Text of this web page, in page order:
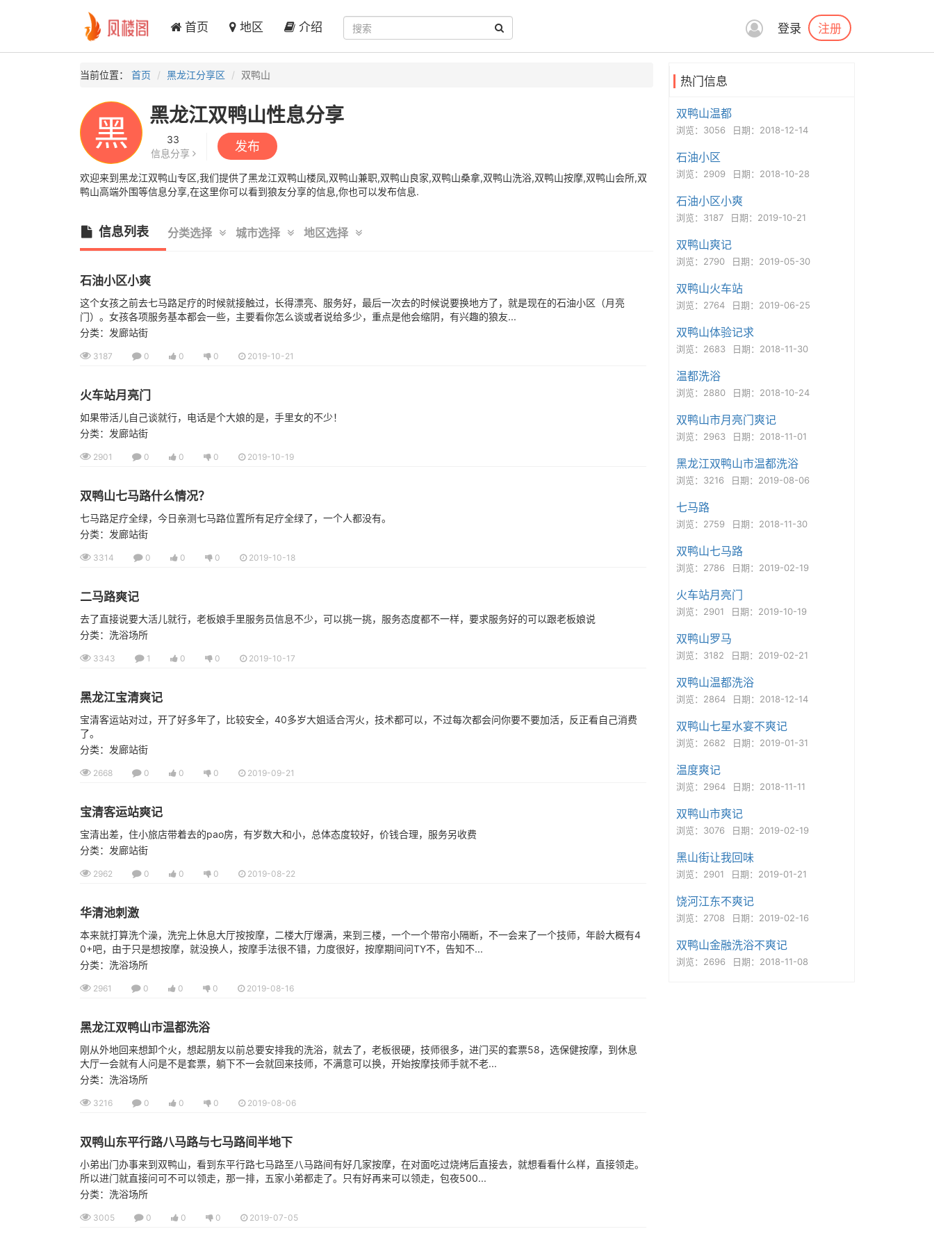
首页 地区 介绍 登录 注册
当前位置： 首页 黑龙江分享区 双鸭山
黑 黑龙江双鸭山性息分享
33
信息分享
发布
欢迎来到黑龙江双鸭山专区,我们提供了黑龙江双鸭山楼凤,双鸭山兼职,双鸭山良家,双鸭山桑拿,双鸭山洗浴,双鸭山按摩,双鸭山会所,双
鸭山高端外围等信息分享,在这里你可以看到狼友分享的信息,你也可以发布信息.
信息列表 分类选择 城市选择 地区选择
石油小区小爽
这个女孩之前去七马路足疗的时候就接触过，长得漂亮、服务好，最后一次去的时候说要换地方了，就是现在的石油小区（月亮
门）。女孩各项服务基本都会一些，主要看你怎么谈或者说给多少，重点是他会缩阴，有兴趣的狼友...
分类：发廊站街
3187 0 0 0 2019-10-21
火车站月亮门
如果带活儿自己谈就行，电话是个大娘的是，手里女的不少！
分类：发廊站街
2901 0 0 0 2019-10-19
双鸭山七马路什么情况？
七马路足疗全绿，今日亲测七马路位置所有足疗全绿了，一个人都没有。
分类：发廊站街
3314 0 0 0 2019-10-18
二马路爽记
去了直接说要大活儿就行，老板娘手里服务员信息不少，可以挑一挑，服务态度都不一样，要求服务好的可以跟老板娘说
分类：洗浴场所
3343 1 0 0 2019-10-17
黑龙江宝清爽记
宝清客运站对过，开了好多年了，比较安全，40多岁大姐适合泻火，技术都可以，不过每次都会问你要不要加活，反正看自己消费
了。
分类：发廊站街
2668 0 0 0 2019-09-21
宝清客运站爽记
宝清出差，住小旅店带着去的pao房，有岁数大和小，总体态度较好，价钱合理，服务另收费
分类：发廊站街
2962 0 0 0 2019-08-22
华清池刺激
本来就打算洗个澡，洗完上休息大厅按按摩，二楼大厅爆满，来到三楼，一个一个带帘小隔断，不一会来了一个技师，年龄大概有4
0+吧，由于只是想按摩，就没换人，按摩手法很不错，力度很好，按摩期间问TY不，告知不...
分类：洗浴场所
2961 0 0 0 2019-08-16
黑龙江双鸭山市温都洗浴
刚从外地回来想卸个火，想起朋友以前总要安排我的洗浴，就去了，老板很硬，技师很多，进门买的套票58，选保健按摩，到休息
大厅一会就有人问是不是套票，躺下不一会就回来技师，不满意可以换，开始按摩技师手就不老...
分类：洗浴场所
3216 0 0 0 2019-08-06
双鸭山东平行路八马路与七马路间半地下
小弟出门办事来到双鸭山，看到东平行路七马路至八马路间有好几家按摩，在对面吃过烧烤后直接去，就想看看什么样，直接领走。
所以进门就直接问可不可以领走，那一排，五家小弟都走了。只有好再来可以领走，包夜500...
分类：洗浴场所
3005 0 0 0 2019-07-05
热门信息
双鸭山温都
浏览：3056 日期：2018-12-14
石油小区
浏览：2909 日期：2018-10-28
石油小区小爽
浏览：3187 日期：2019-10-21
双鸭山爽记
浏览：2790 日期：2019-05-30
双鸭山火车站
浏览：2764 日期：2019-06-25
双鸭山体验记求
浏览：2683 日期：2018-11-30
温都洗浴
浏览：2880 日期：2018-10-24
双鸭山市月亮门爽记
浏览：2963 日期：2018-11-01
黑龙江双鸭山市温都洗浴
浏览：3216 日期：2019-08-06
七马路
浏览：2759 日期：2018-11-30
双鸭山七马路
浏览：2786 日期：2019-02-19
火车站月亮门
浏览：2901 日期：2019-10-19
双鸭山罗马
浏览：3182 日期：2019-02-21
双鸭山温都洗浴
浏览：2864 日期：2018-12-14
双鸭山七星水宴不爽记
浏览：2682 日期：2019-01-31
温度爽记
浏览：2964 日期：2018-11-11
双鸭山市爽记
浏览：3076 日期：2019-02-19
黑山街让我回味
浏览：2901 日期：2019-01-21
饶河江东不爽记
浏览：2708 日期：2019-02-16
双鸭山金融洗浴不爽记
浏览：2696 日期：2018-11-08